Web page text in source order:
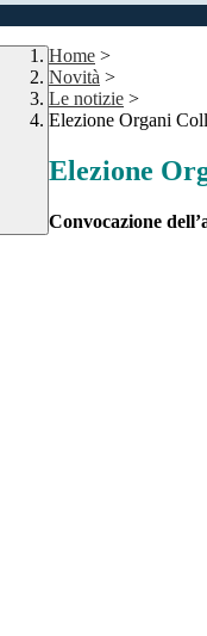
Home >
Novità >
Le notizie >
Elezione Organi
Elezione
Convocazione